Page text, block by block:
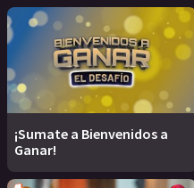
¡Sumate a Bienvenidos a
Ganar!